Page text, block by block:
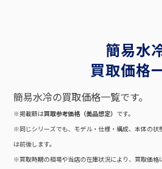
簡易水
買取価格
簡易水冷の買取価格一覧です。
※掲載額は買取参考価格（美品想定） です。
※同じシリーズでも、モデル・仕様・構成、本体の状
は前後します。
※買取時期の相場や当店の在庫状況により、買取価格